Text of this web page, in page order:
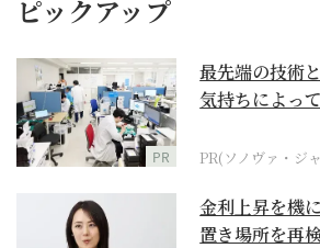
ピックアップ
PR
最先端の技術
気持ちによっ
PR(ソノヴァ・ジ
金利上昇を機
置き場所を再